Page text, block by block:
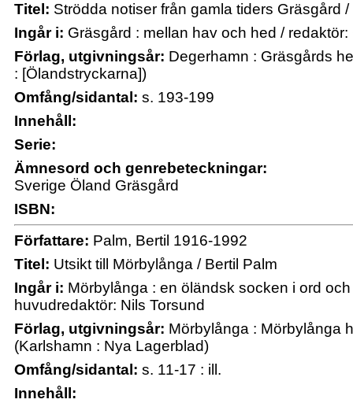
Titel: Strödda notiser från gamla tiders Gräsgård /
Ingår i: Gräsgård : mellan hav och hed / redaktör:
Förlag, utgivningsår: Degerhamn : Gräsgårds
: [Ölandstryckarna])
Omfång/sidantal: s. 193-199
Innehåll:
Serie:
Ämnesord och genrebeteckningar:
Sverige Öland Gräsgård
ISBN:
Författare: Palm, Bertil 1916-1992
Titel: Utsikt till Mörbylånga / Bertil Palm
Ingår i: Mörbylånga : en öländsk socken i ord
huvudredaktör: Nils Torsund
Förlag, utgivningsår: Mörbylånga : Mörbylånga
(Karlshamn : Nya Lagerblad)
Omfång/sidantal: s. 11-17 : ill.
Innehåll: